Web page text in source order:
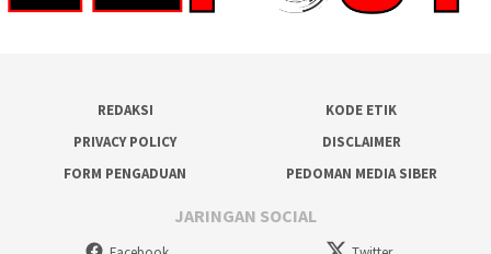
REDAKSI
KODE ETIK
PRIVACY POLICY
DISCLAIMER
FORM PENGADUAN
PEDOMAN MEDIA SIBER
JARINGAN SOCIAL